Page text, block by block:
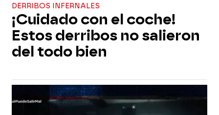
DERRIBOS INFERNALES
¡Cuidado con el coche!
Estos derribos no salieron
del todo bien